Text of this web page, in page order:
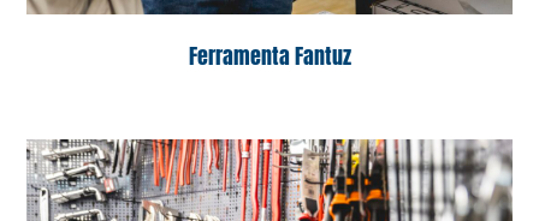
Ferramenta Fantuz